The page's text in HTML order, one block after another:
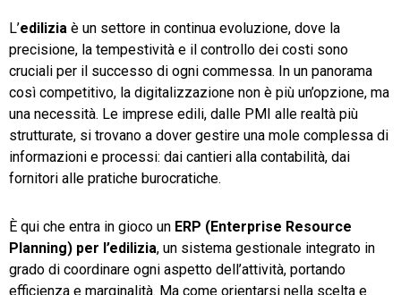
L’edilizia è un settore in continua evoluzione, dove la
precisione, la tempestività e il controllo dei costi sono
cruciali per il successo di ogni commessa. In un panorama
così competitivo, la digitalizzazione non è più un’opzione, ma
una necessità. Le imprese edili, dalle PMI alle realtà più
strutturate, si trovano a dover gestire una mole complessa di
informazioni e processi: dai cantieri alla contabilità, dai
fornitori alle pratiche burocratiche.
È qui che entra in gioco un ERP (Enterprise Resource
Planning) per l’edilizia, un sistema gestionale integrato in
grado di coordinare ogni aspetto dell’attività, portando
efficienza e marginalità. Ma come orientarsi nella scelta e